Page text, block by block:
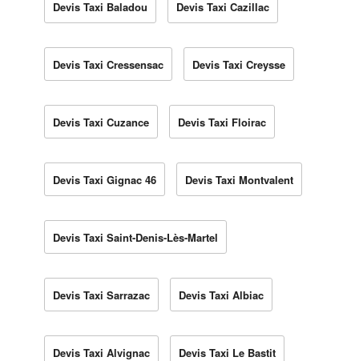
Devis Taxi Baladou Devis Taxi Cazillac
Devis Taxi Cressensac Devis Taxi Creysse
Devis Taxi Cuzance Devis Taxi Floirac
Devis Taxi Gignac 46 Devis Taxi Montvalent
Devis Taxi Saint-Denis-Lès-Martel
Devis Taxi Sarrazac Devis Taxi Albiac
Devis Taxi Alvignac Devis Taxi Le Bastit